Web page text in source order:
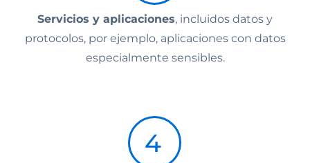
Servicios y aplicaciones, incluidos datos y
protocolos, por ejemplo, aplicaciones con datos
especialmente sensibles.